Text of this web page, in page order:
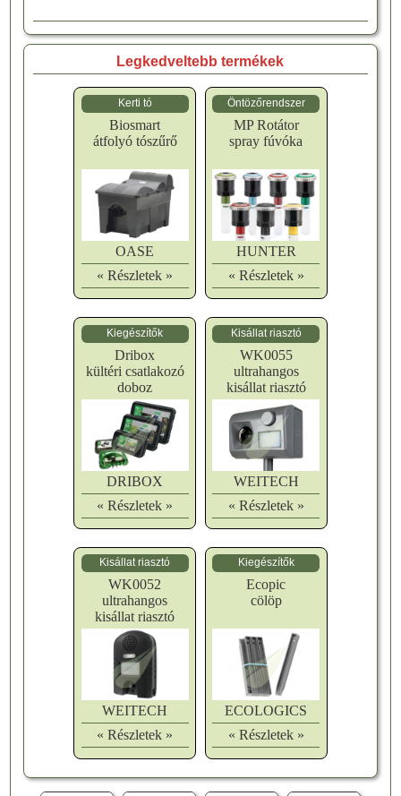
Legkedveltebb termékek
Kerti tó
Biosmart
átfolyó tószűrő
OASE
« Részletek »
Öntözőrendszer
MP Rotátor
spray fúvóka
HUNTER
« Részletek »
Kiegészítők
Dribox
kültéri csatlakozó
doboz
DRIBOX
« Részletek »
Kisállat riasztó
WK0055
ultrahangos
kisállat riasztó
WEITECH
« Részletek »
Kisállat riasztó
WK0052
ultrahangos
kisállat riasztó
WEITECH
« Részletek »
Kiegészítők
Ecopic
cölöp
ECOLOGICS
« Részletek »